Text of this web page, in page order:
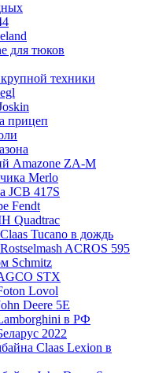
для тюков
техники
прицеп
Amazone ZA-M
Merlo
JCB 417S
Fendt
Quadtrac
Tucano в дождь
ACROS 595
Schmitz
STX
Lovol
Deere 5E
в РФ
2022
Claas Lexion в